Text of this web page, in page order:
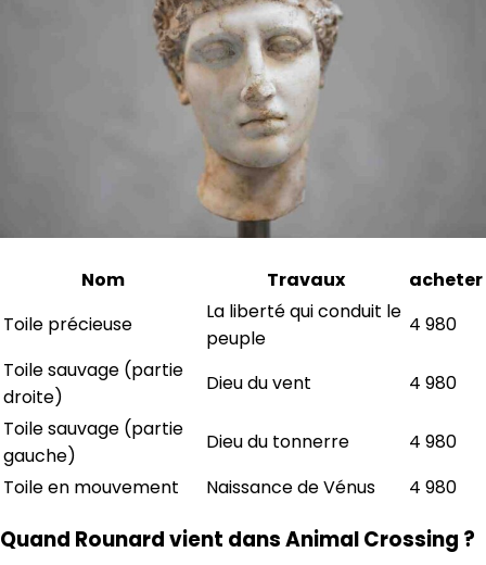
Nom Travaux
acheter
Toile précieuse
La liberté qui conduit le
peuple
4 980
Toile sauvage (partie
droite)
Dieu du vent
4 980
Toile sauvage (partie
gauche)
Dieu du tonnerre
4 980
Toile en mouvement
Naissance de Vénus 4 980
Quand Rounard vient dans Animal Crossing ?